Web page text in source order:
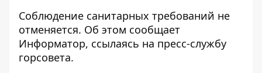
Соблюдение санитарных требований не
отменяется. Об этом сообщает
Информатор, ссылаясь на пресс-службу
горсовета.